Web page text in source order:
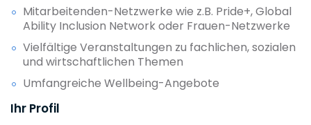
Mitarbeitenden-Netzwerke wie z.B. Pride+, Global
Ability Inclusion Network oder Frauen-Netzwerke
Vielfältige Veranstaltungen zu fachlichen, sozialen
und wirtschaftlichen Themen
Umfangreiche Wellbeing-Angebote
Ihr Profil